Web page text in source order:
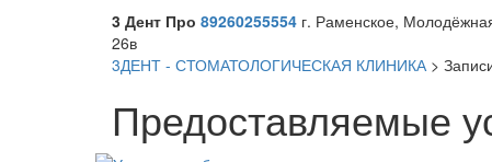
3 Дент Про 89260255554 г. Раменское,
26в
3ДЕНТ - СТОМАТОЛОГИЧЕСКАЯ КЛИНИКА >
Предоставляемые